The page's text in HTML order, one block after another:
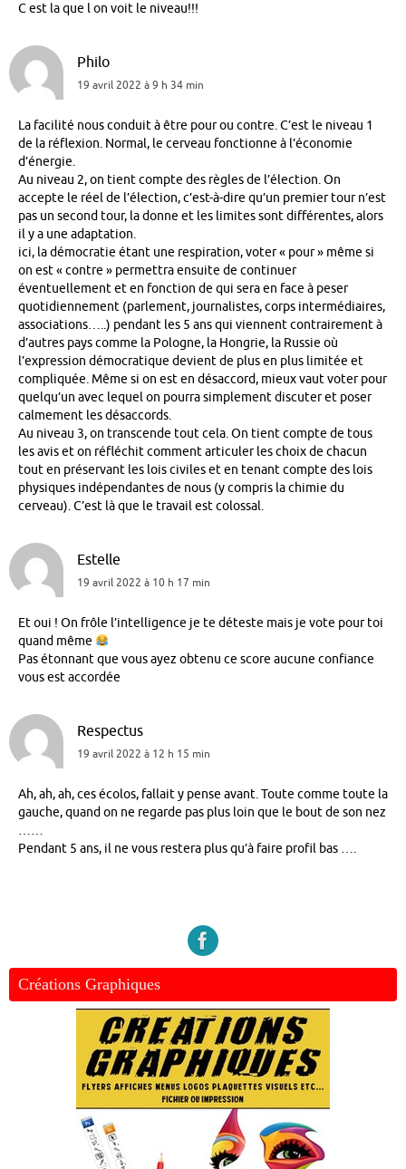
C est la que l on voit le niveau!!!
Philo
19 avril 2022 à 9 h 34 min
La facilité nous conduit à être pour ou contre. C’est le niveau 1
de la réflexion. Normal, le cerveau fonctionne à l’économie
d’énergie.
Au niveau 2, on tient compte des règles de l’élection. On
accepte le réel de l’élection, c’est-à-dire qu’un premier tour n’est
pas un second tour, la donne et les limites sont différentes, alors
il y a une adaptation.
ici, la démocratie étant une respiration, voter « pour » même si
on est « contre » permettra ensuite de continuer
éventuellement et en fonction de qui sera en face à peser
quotidiennement (parlement, journalistes, corps intermédiaires,
associations…..) pendant les 5 ans qui viennent contrairement à
d’autres pays comme la Pologne, la Hongrie, la Russie où
l’expression démocratique devient de plus en plus limitée et
compliquée. Même si on est en désaccord, mieux vaut voter pour
quelqu’un avec lequel on pourra simplement discuter et poser
calmement les désaccords.
Au niveau 3, on transcende tout cela. On tient compte de tous
les avis et on réfléchit comment articuler les choix de chacun
tout en préservant les lois civiles et en tenant compte des lois
physiques indépendantes de nous (y compris la chimie du
cerveau). C’est là que le travail est colossal.
Estelle
19 avril 2022 à 10 h 17 min
Et oui ! On frôle l’intelligence je te déteste mais je vote pour toi
quand même
Pas étonnant que vous ayez obtenu ce score aucune confiance
vous est accordée
Respectus
19 avril 2022 à 12 h 15 min
Ah, ah, ah, ces écolos, fallait y pense avant. Toute comme toute la
gauche, quand on ne regarde pas plus loin que le bout de son nez
……
Pendant 5 ans, il ne vous restera plus qu’à faire profil bas ….
Créations Graphiques